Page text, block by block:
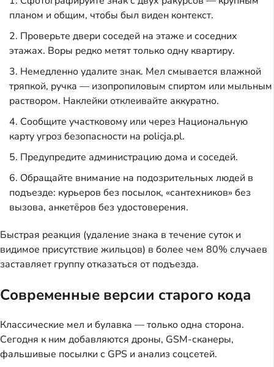
планом и общим, чтобы был виден контекст.
Проверьте двери соседей на этаже и соседних
этажах. Воры редко метят только одну квартиру.
Немедленно удалите знак. Мел смывается влажной
тряпкой, ручка — изопропиловым спиртом или мыльным
раствором. Наклейки отклеивайте аккуратно.
Сообщите участковому или через Национальную
карту угроз безопасности на policja.pl.
Предупредите администрацию дома и соседей.
Обращайте внимание на подозрительных людей в
подъезде: курьеров без посылок, «сантехников» без
вызова, анкетёров без удостоверения.
Быстрая реакция (удаление знака в течение суток и
видимое присутствие жильцов) в более чем 80% случаев
заставляет группу отказаться от подъезда.
Современные версии старого кода
Классические мел и булавка — только одна сторона.
Сегодня к ним добавляются дроны, GSM-сканеры,
фальшивые посылки с GPS и анализ соцсетей.